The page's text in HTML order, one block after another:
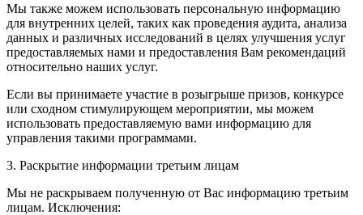
Мы также можем использовать персональную информацию
для внутренних целей, таких как проведения аудита, анализа
данных и различных исследований в целях улучшения услуг
предоставляемых нами и предоставления Вам рекомендаций
относительно наших услуг.
Если вы принимаете участие в розыгрыше призов, конкурсе
или сходном стимулирующем мероприятии, мы можем
использовать предоставляемую вами информацию для
управления такими программами.
3. Раскрытие информации третьим лицам
Мы не раскрываем полученную от Вас информацию третьим
лицам. Исключения: